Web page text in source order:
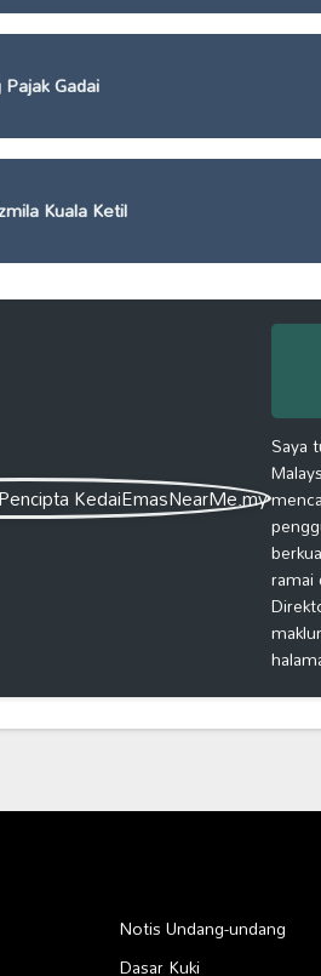
Gadai
Kuala Ketil
Saya
ramai
Notis Undang-undang
Dasar Kuki